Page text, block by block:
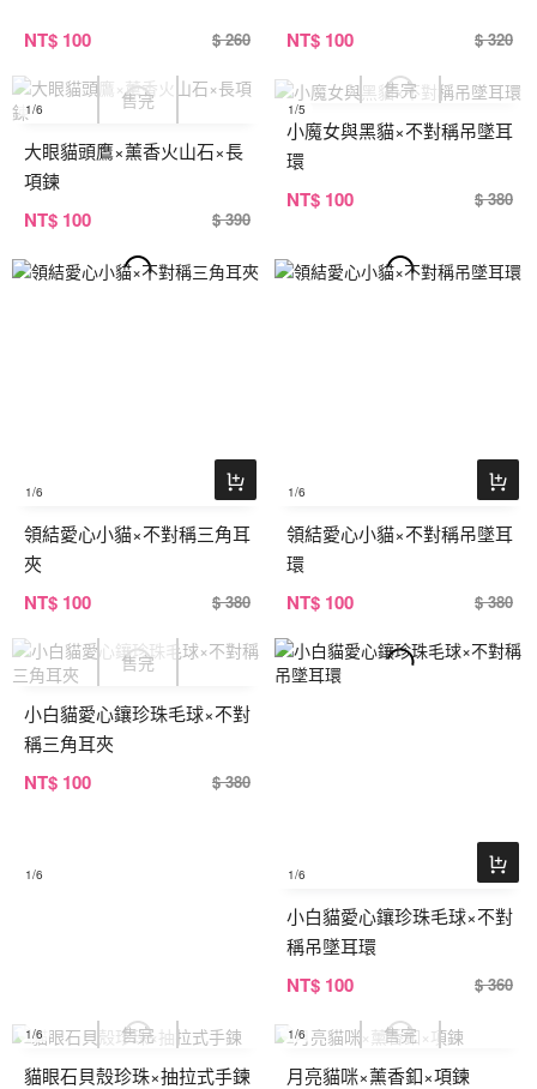
NT$ 100 $ 260 NT$ 100 $ 320
1/6
大眼貓頭鷹×薰香火山石×長
項鍊
NT$ 100 $ 390
1/5
小魔女與黑貓×不對稱吊墜耳
環
NT$ 100 $ 380
1/6
領結愛心小貓×不對稱三角耳
夾
NT$ 100 $ 380
1/6
領結愛心小貓×不對稱吊墜耳
環
NT$ 100 $ 380
1/6
小白貓愛心鑲珍珠毛球×不對
稱三角耳夾
NT$ 100 $ 380
1/6
小白貓愛心鑲珍珠毛球×不對
稱吊墜耳環
NT$ 100 $ 360
1/6
貓眼石貝殼珍珠×抽拉式手鍊
1/6
月亮貓咪×薰香釦×項鍊